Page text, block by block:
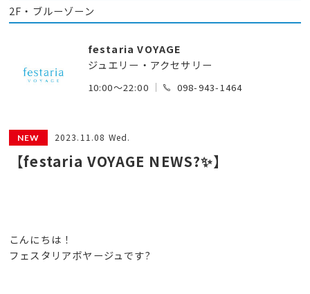
2F・ブルーゾーン
festaria VOYAGE
ジュエリー・アクセサリー
10:00～22:00 098-943-1464
2023.11.08 Wed.
【festaria VOYAGE NEWS?✨】
こんにちは！
フェスタリアボヤージュです?